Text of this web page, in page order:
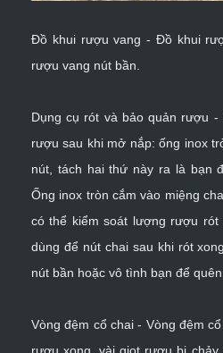
Đồ khui rượu vang - Đồ khui
rượu vang nút bần.
Dụng cụ rót và bảo quản rượu -
rượu sau khi mở nắp: ống inox
nút, tách hai thứ này ra là bạn
Ống inox tròn cắm vào miệng
có thể kiểm soát lượng rượu rót
dùng để nút chai sau khi rót
nút bần hoặc vô tình bạn để
Vòng đệm cổ chai - Vòng đệm
rượu xong, vài giọt rượu bị chảy